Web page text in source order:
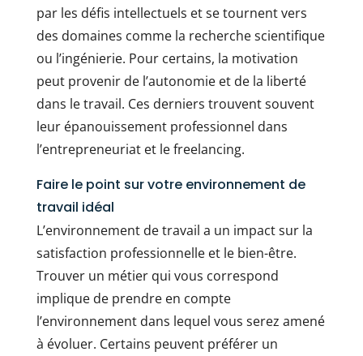
par les défis intellectuels et se tournent vers
des domaines comme la recherche scientifique
ou l’ingénierie. Pour certains, la motivation
peut provenir de l’autonomie et de la liberté
dans le travail. Ces derniers trouvent souvent
leur épanouissement professionnel dans
l’entrepreneuriat et le freelancing.
Faire le point sur votre environnement de
travail idéal
L’environnement de travail a un impact sur la
satisfaction professionnelle et le bien-être.
Trouver un métier qui vous correspond
implique de prendre en compte
l’environnement dans lequel vous serez amené
à évoluer. Certains peuvent préférer un